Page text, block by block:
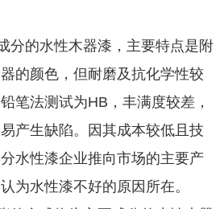
分的水性木器漆，主要特点是附
的颜色，但耐磨及抗化学性较
笔法测试为HB，丰满度较差，
产生缺陷。因其成本较低且技
水性漆企业推向市场的主要产
为水性漆不好的原因所在。